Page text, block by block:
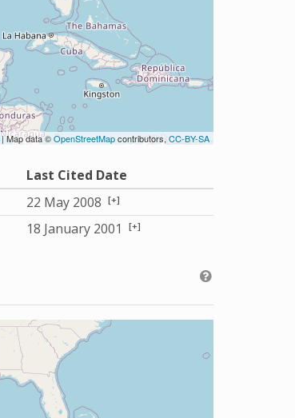
| Map data ©OpenStreetMapcontributors, CC-BY-SA
Last Cited Date
22 May 2008 [+]
18 January 2001 [+]